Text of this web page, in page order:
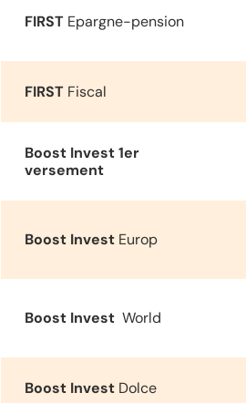
FIRST Epargne-pension
FIRST Fiscal
Boost Invest 1er
versement
Boost InvestEurop
Boost InvestWorld
Boost InvestDolce